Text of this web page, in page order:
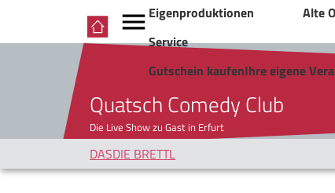
Eigenproduktionen Alte
Service
Gutschein kaufenIhre eigene
Quatsch Comedy Club
Die Live Show zu Gast in Erfurt
DASDIE BRETTL